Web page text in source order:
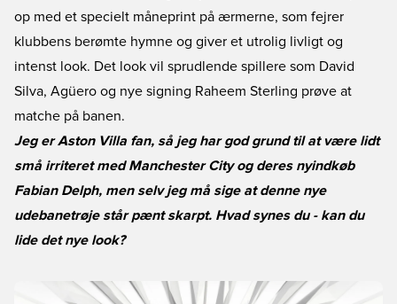
op med et specielt måneprint på ærmerne, som fejrer
klubbens berømte hymne og giver et utrolig livligt og
intenst look. Det look vil sprudlende spillere som David
Silva, Agüero og nye signing Raheem Sterling prøve at
matche på banen.
Jeg er Aston Villa fan, så jeg har god grund til at være lidt
små irriteret med Manchester City og deres nyindkøb
Fabian Delph, men selv jeg må sige at denne nye
udebanetrøje står pænt skarpt. Hvad synes du - kan du
lide det nye look?